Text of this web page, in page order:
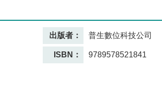
出版者： 普生數位科技公司
ISBN： 9789578521841